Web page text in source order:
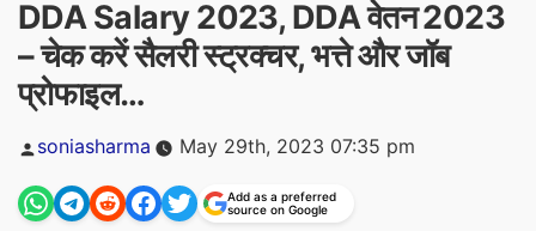
DDA Salary 2023, DDA वेतन 2023
– चेक करें सैलरी स्ट्रक्चर, भत्ते और जॉब
प्रोफाइल…
Posted
soniasharma May 29th, 2023 07:35 pm
Add as a preferred
source on Google